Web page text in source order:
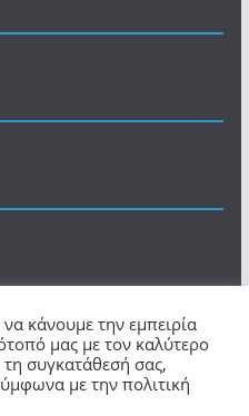
© 2026romios.online. Τα
προστατεύονται.
κάνουμε την εμπειρία
μας με τον καλύτερο
συγκατάθεσή σας,
με την πολιτική